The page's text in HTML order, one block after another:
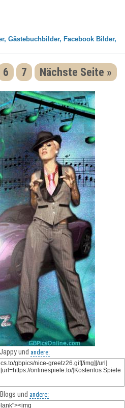
Gästebuchbilder, Facebook Bilder,
6 7 Nächste Seite »
und andere:
und andere: